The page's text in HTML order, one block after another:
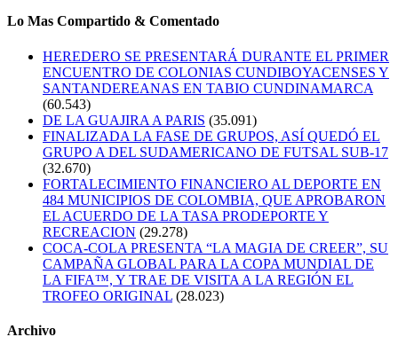
Lo Mas Compartido & Comentado
HEREDERO SE PRESENTARÁ DURANTE EL PRIMER
ENCUENTRO DE COLONIAS CUNDIBOYACENSES Y
SANTANDEREANAS EN TABIO CUNDINAMARCA
(60.543)
DE LA GUAJIRA A PARIS (35.091)
FINALIZADA LA FASE DE GRUPOS, ASÍ QUEDÓ EL
GRUPO A DEL SUDAMERICANO DE FUTSAL SUB-17
(32.670)
FORTALECIMIENTO FINANCIERO AL DEPORTE EN
484 MUNICIPIOS DE COLOMBIA, QUE APROBARON
EL ACUERDO DE LA TASA PRODEPORTE Y
RECREACION (29.278)
COCA-COLA PRESENTA “LA MAGIA DE CREER”, SU
CAMPAÑA GLOBAL PARA LA COPA MUNDIAL DE
LA FIFA™, Y TRAE DE VISITA A LA REGIÓN EL
TROFEO ORIGINAL (28.023)
Archivo